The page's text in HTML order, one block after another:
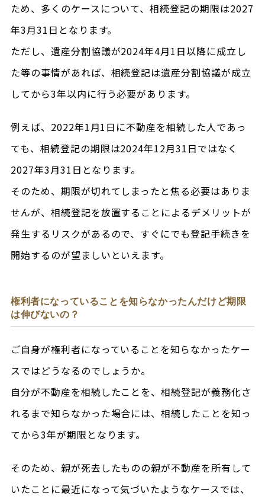
ため、多くのケースについて、相続登記の期限は2027
年3月31日となります。
ただし、遺産分割協議が2024年4月1日以降に成立し
た等の事情があれば、相続登記は遺産分割協議が成立
してから3年以内に行う必要があります。
例えば、2022年1月1日に不動産を相続した人であっ
ても、相続登記の期限は2024年12月31日ではなく
2027年3月31日となります。
そのため、期限が切れてしまったと焦る必要はありま
せんが、相続登記を放置することによるデメリットが
発生するリスクがあるので、すぐにでも登記手続きを
開始するのが望ましいといえます。
権利者になっていることを知らなかったんだけど期限
は伸びないの？
ご自身が権利者になっていることを知らなかったケー
スではどうなるのでしょうか。
自分が不動産を相続したことを、相続登記が義務化さ
れるまで知らなかった場合には、相続したことを知っ
てから3年が期限となります。
そのため、親が死去したものの親が不動産を所有して
いたことに最近になって気づいたようなケースでは、